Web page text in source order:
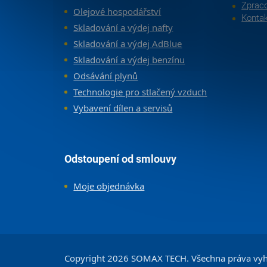
Olejové hospodářství
Skladování a výdej nafty
Skladování a výdej AdBlue
Skladování a výdej benzínu
Odsávání plynů
Technologie pro stlačený vzduch
Vybavení dílen a servisů
Odstoupení od smlouvy
Moje objednávka
Copyright 2026SOMAX TECH. Všechna práva